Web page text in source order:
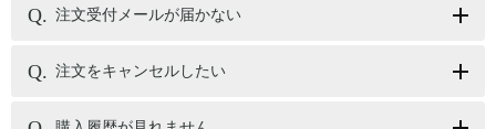
注文受付メールが届かない
注文をキャンセルしたい